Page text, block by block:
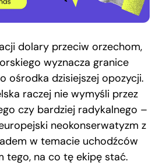
dolary przeciw orzechom,
wyznacza granice
ośrodka dzisiejszej opozycji.
raczej nie wymyśli przez
czy bardziej radykalnego –
neokonserwatyzm z
w temacie uchodźców
tego, na co tę ekipę stać.